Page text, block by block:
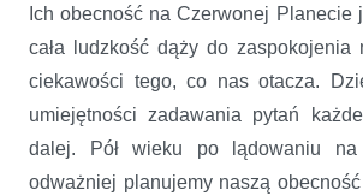
Ich obecność na Czerwonej Planecie
cała ludzkość dąży do zaspokojenia
ciekawości tego, co nas otacza.
umiejętności zadawania pytań
dalej. Pół wieku po lądowaniu na
odważniej planujemy naszą